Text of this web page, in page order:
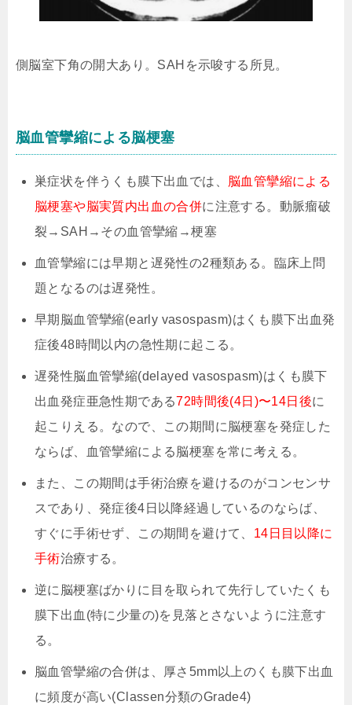
側脳室下角の開大あり。SAHを示唆する所見。
脳血管攣縮による脳梗塞
巣症状を伴うくも膜下出血では、
脳血管攣縮による
脳梗塞や脳実質内出血の合併に注意する。動脈瘤破
裂→SAH→その血管攣縮→梗塞
血管攣縮には早期と遅発性の2種類ある。臨床上問
題となるのは遅発性。
早期脳血管攣縮(early vasospasm)はくも膜下出血発
症後48時間以内の急性期に起こる。
遅発性脳血管攣縮(delayed vasospasm)はくも膜下
出血発症亜急性期である72時間後(4日)〜14日後に
起こりえる。なので、この期間に脳梗塞を発症した
ならば、血管攣縮による脳梗塞を常に考える。
また、この期間は手術治療を避けるのがコンセンサ
スであり、発症後4日以降経過しているのならば、
すぐに手術せず、この期間を避けて、 14日目以降に
手術治療する。
逆に脳梗塞ばかりに目を取られて先行していたくも
膜下出血(特に少量の)を見落とさないように注意す
る。
脳血管攣縮の合併は、厚さ5mm以上のくも膜下出血
に頻度が高い(Classen分類のGrade4)